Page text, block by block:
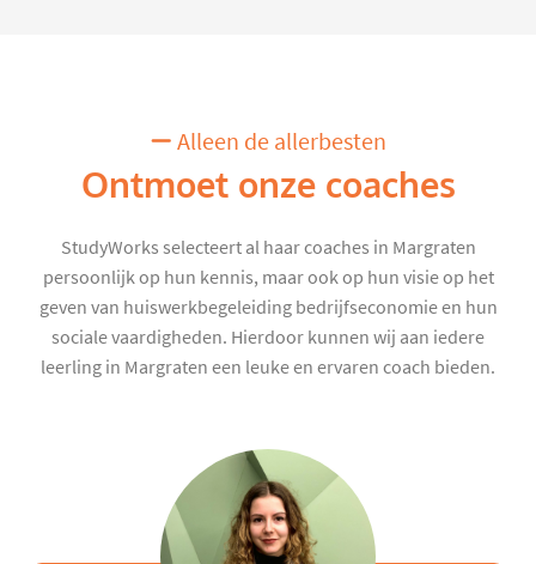
Alleen de allerbesten
Ontmoet onze coaches
StudyWorks selecteert al haar coaches in Margraten
persoonlijk op hun kennis, maar ook op hun visie op het
geven van huiswerkbegeleiding bedrijfseconomie en hun
sociale vaardigheden. Hierdoor kunnen wij aan iedere
leerling in Margraten een leuke en ervaren coach bieden.